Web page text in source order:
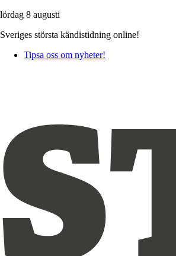
lördag 8 augusti
Sveriges största kändistidning online!
Tipsa oss om nyheter!